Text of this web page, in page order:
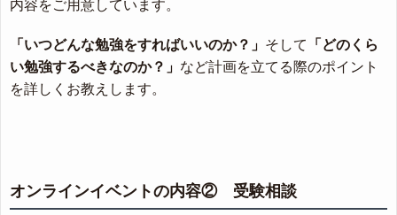
内容をご用意しています。
「いつどんな勉強をすればいいのか？」 そして
「どのくら
い勉強するべきなのか？」 など計画を立てる際のポイント
を詳しくお教えします。
オンラインイベントの内容② 受験相談